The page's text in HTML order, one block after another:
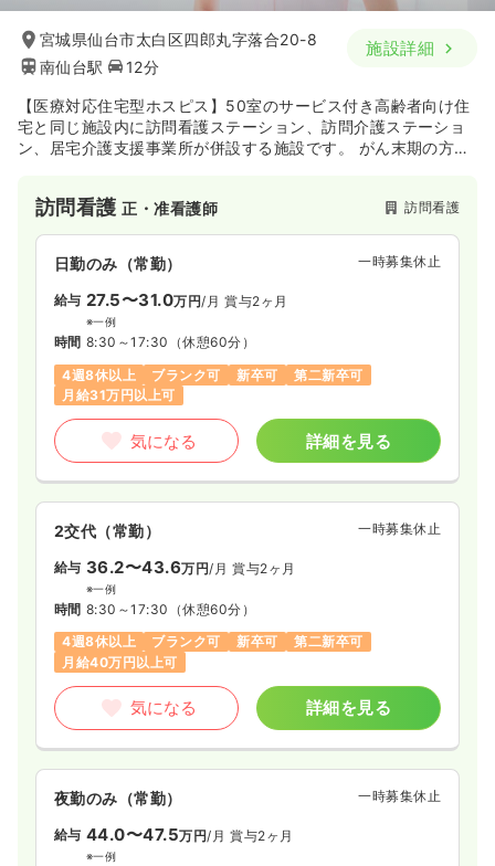
宮城県仙台市太白区四郎丸字落合20-8
南仙台駅
12分
施設詳細
【医療対応住宅型ホスピス】50室のサービス付き高齢者向け住
宅と同じ施設内に訪問看護ステーション、訪問介護ステーショ
ン、居宅介護支援事業所が併設する施設です。 がん末期の方、
たに訪問看護ステーションを立ち上げ、医療サービスの充実化
を図ります。
訪問看護正・准看護師 訪問看護
日勤のみ（常勤） 一時募集休止
給与 27.5〜31.0万円/月 賞与2ヶ月
※一例
時間 8:30～17:30 （休憩60分）
4週8休以上
ブランク可 新卒可
第二新卒可
月給31万円以上可
気になる 詳細を見る
2交代（常勤） 一時募集休止
給与 36.2〜43.6万円/月 賞与2ヶ月
※一例
時間 8:30～17:30 （休憩60分）
4週8休以上
ブランク可 新卒可
第二新卒可
月給40万円以上可
気になる 詳細を見る
夜勤のみ（常勤） 一時募集休止
給与 44.0〜47.5万円/月 賞与2ヶ月
※一例